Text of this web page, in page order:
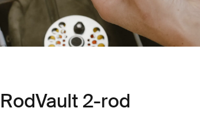
2-rod